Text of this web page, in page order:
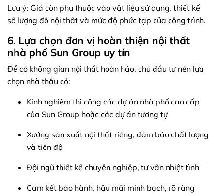
Lưu ý: Giá còn phụ thuộc vào vật liệu sử dụng, thiết kế,
số lượng đồ nội thất và mức độ phức tạp của công trình.
6. Lựa chọn đơn vị hoàn thiện nội thất
nhà phố Sun Group uy tín
Để có không gian nội thất hoàn hảo, chủ đầu tư nên lựa
chọn nhà thầu có:
Kinh nghiệm thi công các dự án nhà phố cao cấp
của Sun Group hoặc các dự án tương tự
Xưởng sản xuất nội thất riêng, đảm bảo chất lượng
và tiến độ
Đội ngũ thiết kế chuyên nghiệp, tư vấn nhiệt tình
Cam kết bảo hành, hậu mãi minh bạch, rõ ràng